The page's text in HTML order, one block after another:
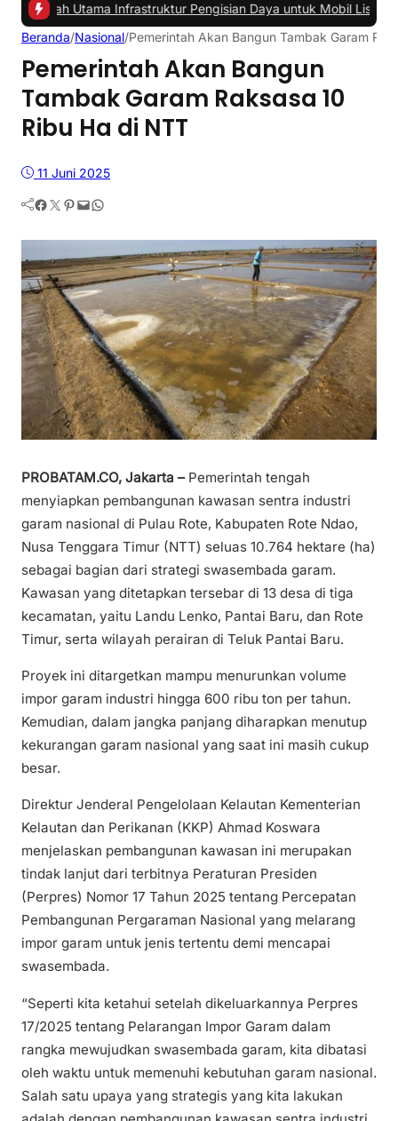
Infrastruktur Pengisian Daya untuk Mobil Listrik yang Perlu
Beranda/Nasional/Pemerintah Akan Bangun Tambak Garam
Pemerintah Akan Bangun
Tambak Garam Raksasa 10
Ribu Ha di NTT
11 Juni 2025
Facebook Twitter Pinterest Mail WhatsApp
PROBATAM.CO, Jakarta –Pemerintah tengah
menyiapkan pembangunan kawasan sentra industri
garam nasional di Pulau Rote, Kabupaten Rote Ndao,
Nusa Tenggara Timur (NTT) seluas 10.764 hektare (ha)
sebagai bagian dari strategi swasembada garam.
Kawasan yang ditetapkan tersebar di 13 desa di tiga
kecamatan, yaitu Landu Lenko, Pantai Baru, dan Rote
Timur, serta wilayah perairan di Teluk Pantai Baru.
Proyek ini ditargetkan mampu menurunkan volume
impor garam industri hingga 600 ribu ton per tahun.
Kemudian, dalam jangka panjang diharapkan menutup
kekurangan garam nasional yang saat ini masih cukup
besar.
Direktur Jenderal Pengelolaan Kelautan Kementerian
Kelautan dan Perikanan (KKP) Ahmad Koswara
menjelaskan pembangunan kawasan ini merupakan
tindak lanjut dari terbitnya Peraturan Presiden
(Perpres) Nomor 17 Tahun 2025 tentang Percepatan
Pembangunan Pergaraman Nasional yang melarang
impor garam untuk jenis tertentu demi mencapai
swasembada.
“Seperti kita ketahui setelah dikeluarkannya Perpres
17/2025 tentang Pelarangan Impor Garam dalam
rangka mewujudkan swasembada garam, kita dibatasi
oleh waktu untuk memenuhi kebutuhan garam nasional.
Salah satu upaya yang strategis yang kita lakukan